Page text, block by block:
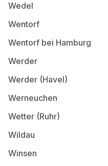
Wedel
Wentorf
Wentorf bei Hamburg
Werder
Werder (Havel)
Werneuchen
Wetter (Ruhr)
Wildau
Winsen